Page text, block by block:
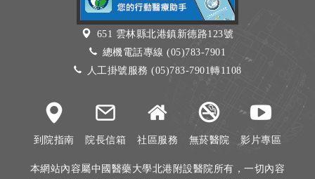
651 雲林縣北港鎮新德路123號
總機電話專線 (05)783-7901
人工掛號服務 (05)783-7901轉1108
到院指南 院長信箱 社區服務 無菸醫院 影片專區
本網站內容屬中國醫藥大學北港附設醫院所有，一切內容